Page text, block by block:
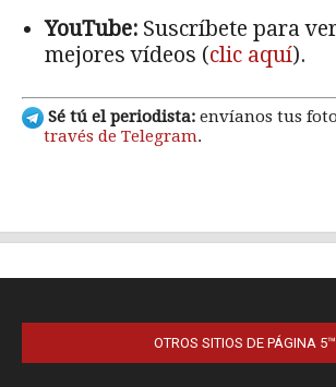
OTROS SITIOS DE PÁGINA 5™